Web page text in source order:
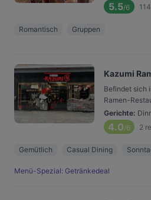
5.5/6 114
Romantisch Gruppen
Kazumi
Befindet sich
Ramen-
Gerichte:
4.0/6 2
Gemütlich Casual Dining
Menü-Spezial: Getränkedeal